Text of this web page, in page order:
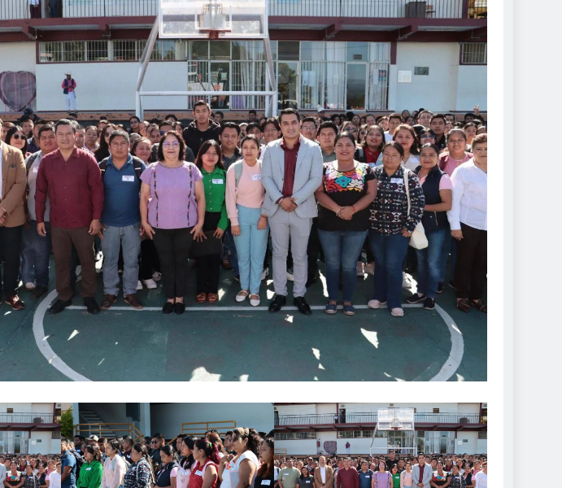
apoyos a
ACTIVIDADES DE ROCÍO NAHLE
Vacaciones seguras: más de 982
elementos resguardan destinos
turísticos
31 de mayo de 2026